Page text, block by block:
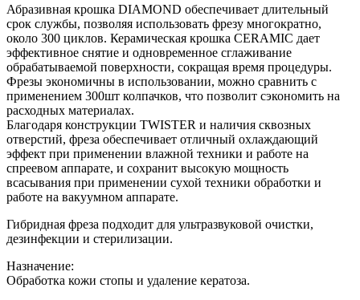
HT
6854R
100
Абразивная крошка DIAMOND обеспечивает длительный
срок службы, позволяя использовать фрезу многократно,
около 300 циклов. Керамическая крошка CERAMIC дает
эффективное снятие и одновременное сглаживание
обрабатываемой поверхности, сокращая время процедуры.
Фрезы экономичны в использовании, можно сравнить с
применением 300шт колпачков, что позволит сэкономить на
расходных материалах.
Благодаря конструкции TWISTER и наличия сквозных
отверстий, фреза обеспечивает отличный охлаждающий
эффект при применении влажной техники и работе на
спреевом аппарате, и сохранит высокую мощность
всасывания при применении сухой техники обработки и
работе на вакуумном аппарате.
Гибридная фреза подходит для ультразвуковой очистки,
дезинфекции и стерилизации.
Назначение:
Обработка кожи стопы и удаление кератоза.